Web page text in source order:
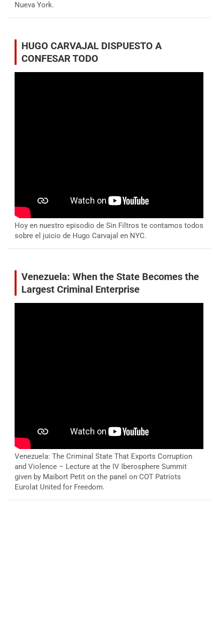
Nueva York.
HUGO CARVAJAL DISPUESTO A
CONFESAR TODO
Hoy en nuestro episodio de Sin Filtros te contamos todos
sobre el juicio de Hugo Carvajal en NYC.
Venezuela: When the State Becomes the
Largest Criminal Enterprise
Venezuela: The Criminal State That Exports Corruption
and Violence – Lecture at the IV Iberosphere Summit
given by Maibort Petit on the panel on COT Patriots
Eurolat United for Freedom.